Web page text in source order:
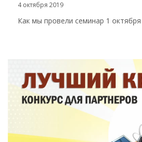
4 октября 2019
Как мы провели семинар 1